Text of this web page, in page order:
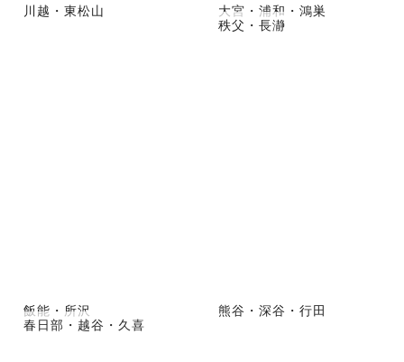
川越・東松山
大宮・浦和・鴻巣
秩父・長瀞
飯能・所沢
熊谷・深谷・行田
春日部・越谷・久喜